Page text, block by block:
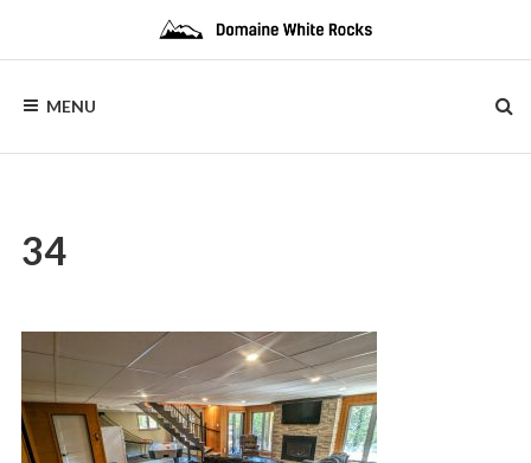
content
WHITE
ROCKS
Chalets
bois
MENU
34